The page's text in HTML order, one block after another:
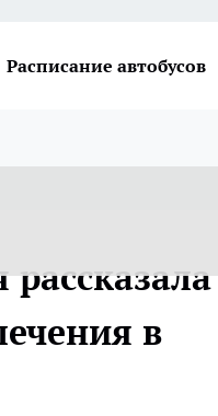
Расписание автобусов
в